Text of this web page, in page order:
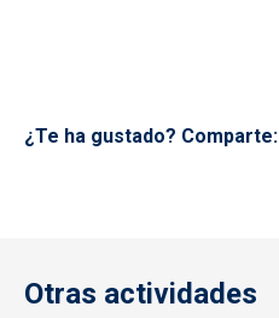
¿Te ha gustado? Comparte:
Otras actividades